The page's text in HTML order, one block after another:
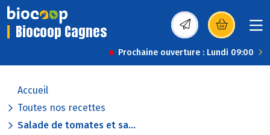
Biocoop Cagnes (s’ouvre dans une
Prochaine ouverture : Lundi 09:00
Accueil
Toutes nos recettes
Salade de tomates et sa...